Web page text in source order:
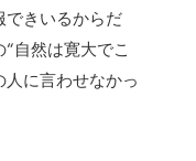
きいるからだ
自然は寛大でこ
に言わせなかっ